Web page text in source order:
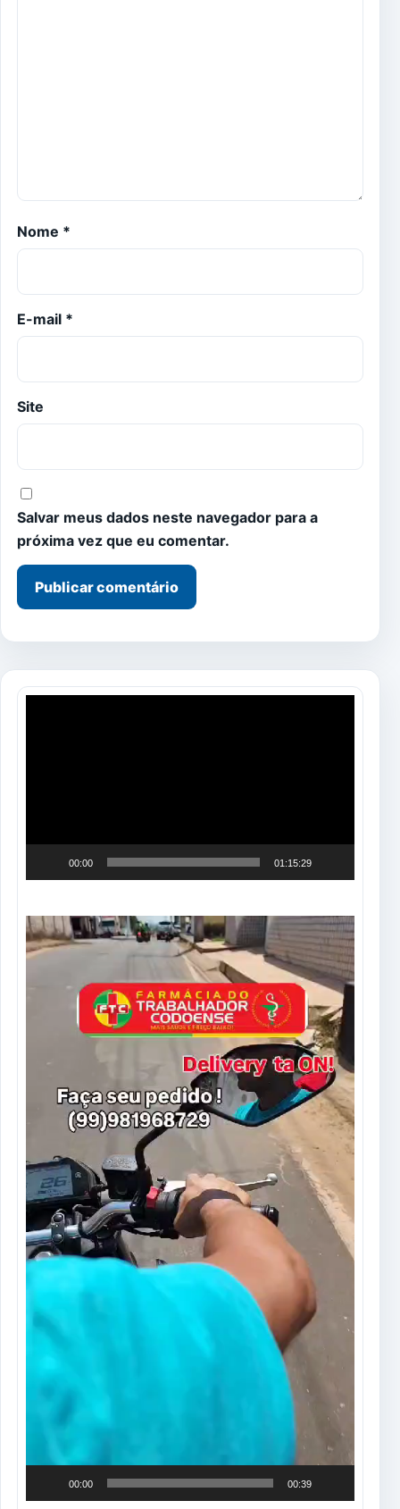
Nome *
E-mail *
Site
Salvar meus dados neste navegador para a
próxima vez que eu comentar.
00:00 01:15:29
Tocador
de
00:00 00:39